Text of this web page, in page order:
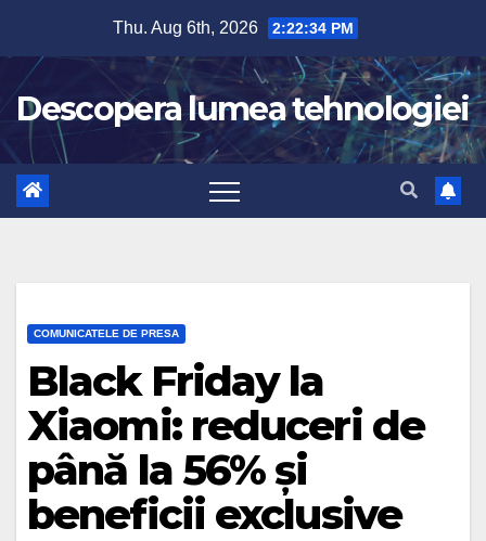
content
Thu. Aug 6th, 2026 2:22:35 PM
Descopera lumea tehnologiei
COMUNICATELE DE PRESA
Black Friday la
Xiaomi: reduceri de
până la 56% și
beneficii exclusive